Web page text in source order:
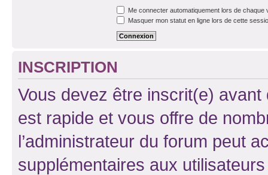
Me connecter automatiquement lors de chaque
Masquer mon statut en ligne lors de cette
INSCRIPTION
Vous devez être inscrit(e) avant
est rapide et vous offre de
l’administrateur du forum peut
supplémentaires aux